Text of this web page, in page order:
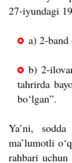
27-iyundagi
a) 2-band
b) 2-
tahrirda
bo‘lgan”.
Ya’ni,
ma’lumotli
rahbari